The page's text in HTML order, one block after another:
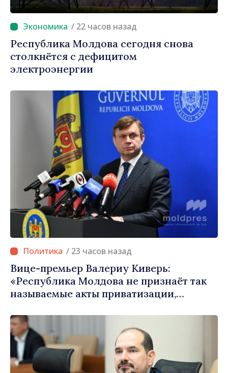
/ 22 часов назад
Республика Молдова сегодня снова
столкнётся с дефицитом
электроэнергии
/ 23 часов назад
Вице-премьер Валериу Киверь:
«Республика Молдова не признаёт так
называемые акты приватизации,
властями в восточных районах»